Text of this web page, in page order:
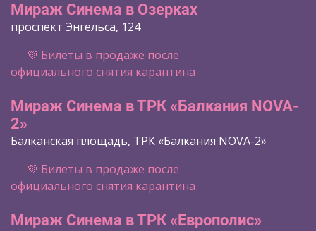
Мираж Синема в Озерках
проспект Энгельса, 124
💜 Билеты в продаже после
официального снятия карантина
Мираж Синема в ТРК «Балкания NOVA-
2»
Балканская площадь, ТРК «Балкания NOVA-2»
💜 Билеты в продаже после
официального снятия карантина
Мираж Синема в ТРК «Европолис»